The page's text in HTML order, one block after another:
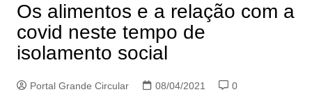
Os alimentos e a relação com a
covid neste tempo de
isolamento social
Portal Grande Circular 08/04/2021
0